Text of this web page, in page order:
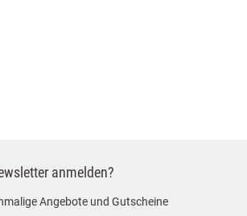
anmelden?
Angebote und Gutscheine